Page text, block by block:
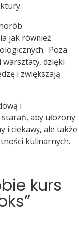
jak również
Poza
warsztaty, dzięki
i zwiększają
i
aby ułożony
i ciekawy, ale także
kulinarnych.
kurs